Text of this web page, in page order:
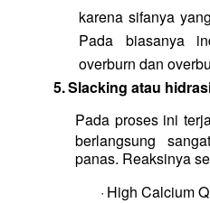
karena sifanya
Pada biasanya
overburn dan
5.Slacking atau
Pada proses ini
berlangsung
panas. Reaksinya
· High Calcium